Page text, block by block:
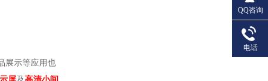
展示等应用也
QQ咨询
电话